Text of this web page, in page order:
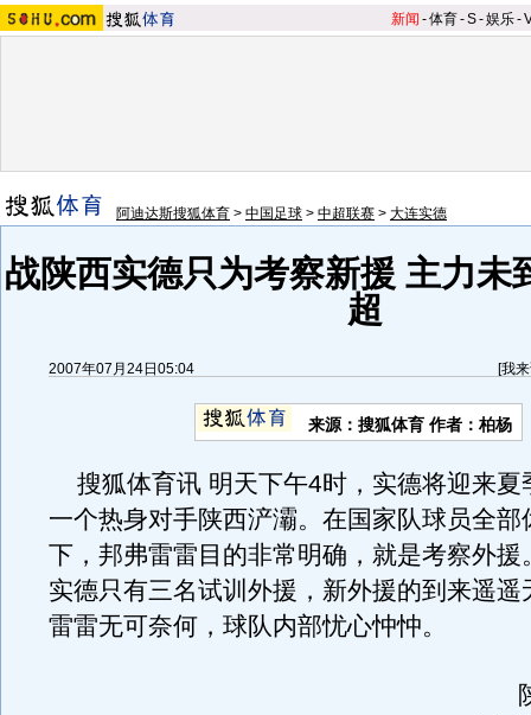
新闻 -体育-S-娱乐-
阿迪达斯搜狐体育 > 中国足球 > 中超联赛 > 大连实德
战陕西实德只为考察新援 主力未
超
2007年07月24日05:04 [我
来源：搜狐体育 作者：柏杨
搜狐体育讯 明天下午4时，实德将迎来夏
一个热身对手陕西浐灞。在国家队球员全部
下，邦弗雷雷目的非常明确，就是考察外援
实德只有三名试训外援，新外援的到来遥遥
雷雷无可奈何，球队内部忧心忡忡。
陕